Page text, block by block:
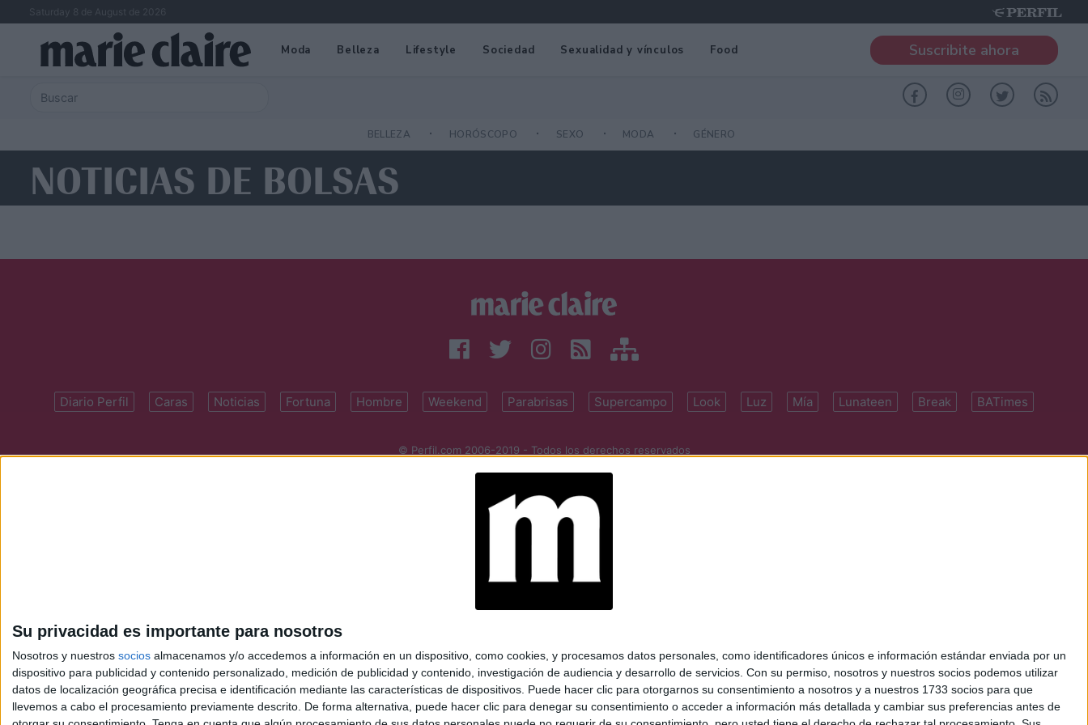
Su privacidad es importante para nosotros
Nosotros y nuestros socios almacenamos y/o accedemos a información en un dispositivo, como cookies, y procesamos datos personales, como identificadores únicos e información estándar enviada por un
dispositivo para publicidad y contenido personalizado, medición de publicidad y contenido, investigación de audiencia y desarrollo de servicios. Con su permiso, nosotros y nuestros socios podemos utilizar
datos de localización geográfica precisa e identificación mediante las características de dispositivos. Puede hacer clic para otorgarnos su consentimiento a nosotros y a nuestros 1733 socios para que
llevemos a cabo el procesamiento previamente descrito. De forma alternativa, puede hacer clic para denegar su consentimiento o acceder a información más detallada y cambiar sus preferencias antes de
Saturday 8 de August de 2026
Moda Belleza Lifestyle Sociedad Sexualidad y vínculos Food Suscribite ahora
BELLEZA HORÓSCOPO SEXO MODA GÉNERO
NOTICIAS DE BOLSAS
Diario Perfil Caras Noticias Fortuna Hombre Weekend Parabrisas Supercampo Look Luz Mía Lunateen Break BATimes
© Perfil.com 2006-2019 - Todos los derechos reservados
perfilcom@perfil.com| Propietario: Diario Perfil S.A.